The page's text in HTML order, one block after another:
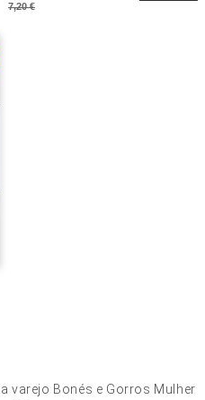
7,20 €
varejo Bonés e Gorros Mulher